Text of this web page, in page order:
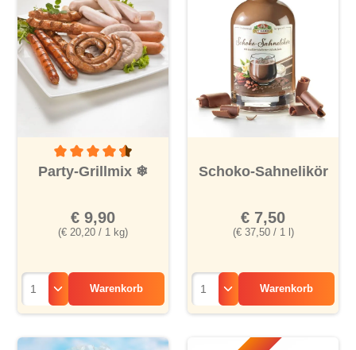
Durchschnittliche Bewertung von 4.5 von 5 Sternen
Party-Grillmix ❄
(€ 20,20 / 1 kg)
€ 9,90
Warenkorb
Schoko-Sahnelikör
(€ 37,50 / 1 l)
€ 7,50
Warenkorb